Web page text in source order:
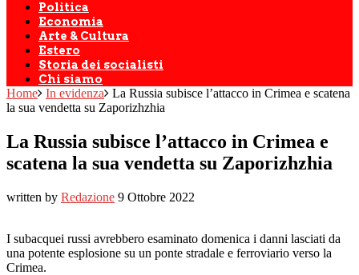
Politica
Economia
Arte & Cultura
Estero
Storia dei socialisti
Chi siamo
Home In evidenza
La Russia subisce l’attacco in Crimea e scatena
la sua vendetta su Zaporizhzhia
La Russia subisce l’attacco in Crimea e
scatena la sua vendetta su Zaporizhzhia
written by Redazione 9 Ottobre 2022
I subacquei russi avrebbero esaminato domenica i danni lasciati da
una potente esplosione su un ponte stradale e ferroviario verso la
Crimea.